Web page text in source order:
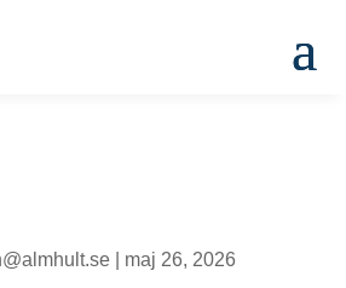
| maj 26, 2026